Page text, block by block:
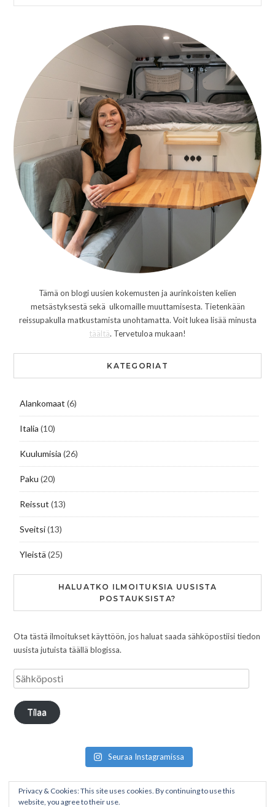
Tämä on blogi uusien kokemusten ja aurinkoisten kelien
metsästyksestä sekä ulkomaille muuttamisesta. Tietenkään
reissupakulla matkustamista unohtamatta. Voit lukea lisää minusta
täältä. Tervetuloa mukaan!
KATEGORIAT
Alankomaat (6)
Italia (10)
Kuulumisia (26)
Paku (20)
Reissut (13)
Sveitsi(13)
Yleistä (25)
HALUATKO ILMOITUKSIA UUSISTA
POSTAUKSISTA?
Ota tästä ilmoitukset käyttöön, jos haluat saada sähköpostiisi tiedon
uusista jutuista täällä blogissa.
Tilaa
Seuraa Instagramissa
Privacy & Cookies: This site uses cookies. By continuing to use this
website, you agree to their use.